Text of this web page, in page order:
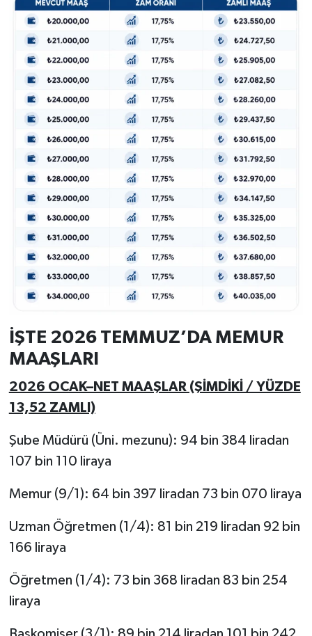
İŞTE 2026 TEMMUZ’DA MEMUR
MAAŞLARI
2026 OCAK–NET MAAŞLAR (ŞİMDİKİ / YÜZDE
13,52 ZAMLI)
Şube Müdürü (Üni. mezunu): 94 bin 384 liradan
107 bin 110 liraya
Memur (9/1): 64 bin 397 liradan 73 bin 070 liraya
Uzman Öğretmen (1/4): 81 bin 219 liradan 92 bin
166 liraya
Öğretmen (1/4): 73 bin 368 liradan 83 bin 254
liraya